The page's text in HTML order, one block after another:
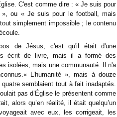
C'est comme dire : « Je suis pour
», ou « Je suis pour le football, mais
simplement impossible ; le contenu
de Jésus, c'est qu'il était d'une
écrit de livre, mais il a formé des
isolées, mais une communauté. Il n'a
L’humanité », mais à douze
semblaient tout à fait inadaptés.
pas d’Église le présentent comme
alors qu’en réalité, il était quelqu’un
avec eux, les corrigeait, les